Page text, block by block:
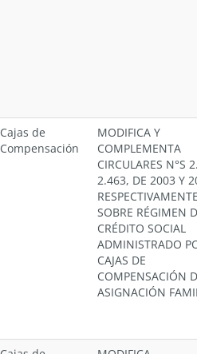
Cajas de
Compensación
MODIFICA Y
COMPLEMENTA
CIRCULARES N°S
2.463, DE 2003 Y
SOBRE RÉGIMEN
CRÉDITO SOCIAL
ADMINISTRADO
CAJAS DE
COMPENSACIÓN
ASIGNACIÓN